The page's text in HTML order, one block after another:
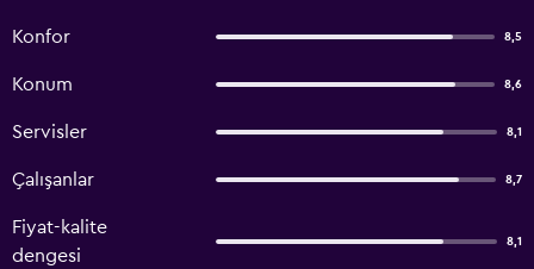
Konfor 8,5
Konum 8,6
Servisler 8,1
Çalışanlar 8,7
Fiyat-kalite
dengesi
8,1